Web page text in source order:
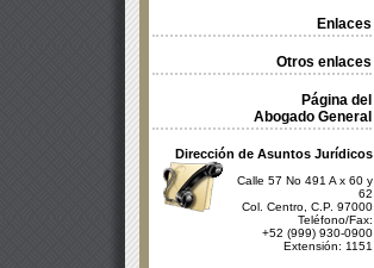
Enlaces
Otros enlaces
Página del
Abogado General
Dirección de Asuntos Jurídicos
Calle 57 No 491 A x 60 y
62
Col. Centro, C.P. 97000
Teléfono/Fax:
+52 (999) 930-0900
Extensión: 1151